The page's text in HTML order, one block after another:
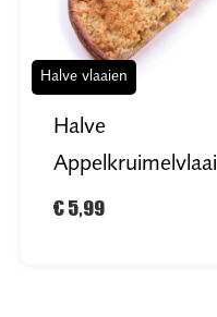
Halve vlaaien
Halve
Appelkruimelvlaai
€ 5,99